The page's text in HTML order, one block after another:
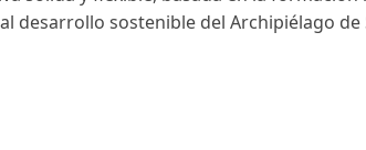
desarrollo sostenible del Archipiélago de